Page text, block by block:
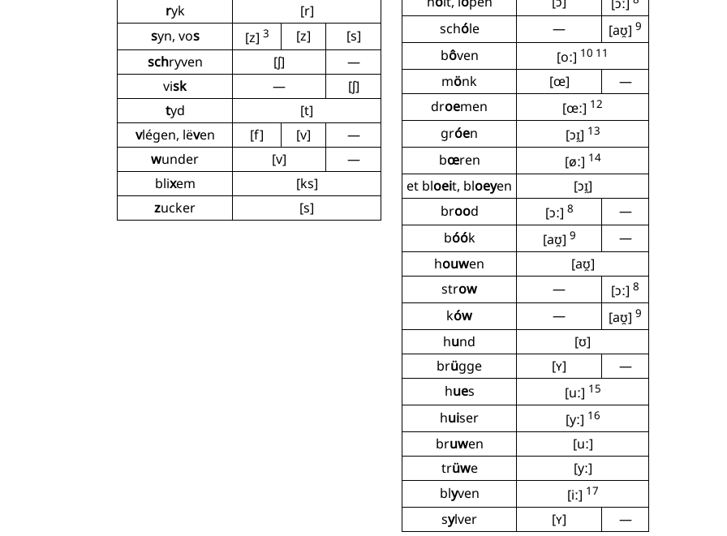
ryk
[r]
syn, vos [z] 3 [z]
[s]
schryven [ʃ]
—
visk —
[ʃ]
tyd
[t]
vlégen, lëven [f] [v]
—
wunder [v]
—
blixem
[ks]
zucker [s]
schóle — [aʊ̯] 9
bôven [oː] 10 11
mönk [œ]
—
droemen [œː] 12
gróen [ɔɪ̯] 13
bœren [øː] 14
et bloeit, bloeyen
[ɔɪ̯]
brood [ɔː] 8
—
bóók [aʊ̯] 9
—
houwen
[aʊ̯]
strow — [ɔː] 8
ków — [aʊ̯] 9
hund
[ʊ]
brügge [ʏ]
—
hues [uː] 15
huiser [yː] 16
bruwen
[uː]
trüwe
[yː]
blyven [iː] 17
sylver [ʏ] —